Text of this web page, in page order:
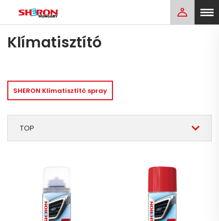
Klímatisztító
TOP
SHERON Klímatisztító spray